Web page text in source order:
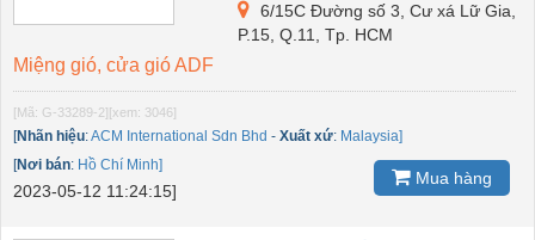
6/15C Đường số 3, Cư xá Lữ Gia,
P.15, Q.11, Tp. HCM
Miệng gió, cửa gió ADF
[Mã: G-33289-2][xem: 3046]
[Nhãn hiệu:ACM International Sdn Bhd - Xuất xứ: Malaysia]
[Nơi bán: Hồ Chí Minh]
2023-05-12 11:24:15]
Mua hàng